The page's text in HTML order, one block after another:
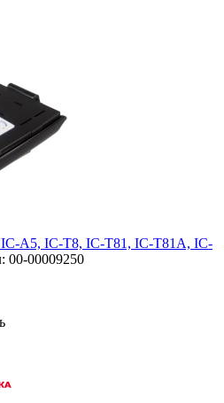
A5, IC-T8, IC-T81, IC-T81A, IC-
00-00009250